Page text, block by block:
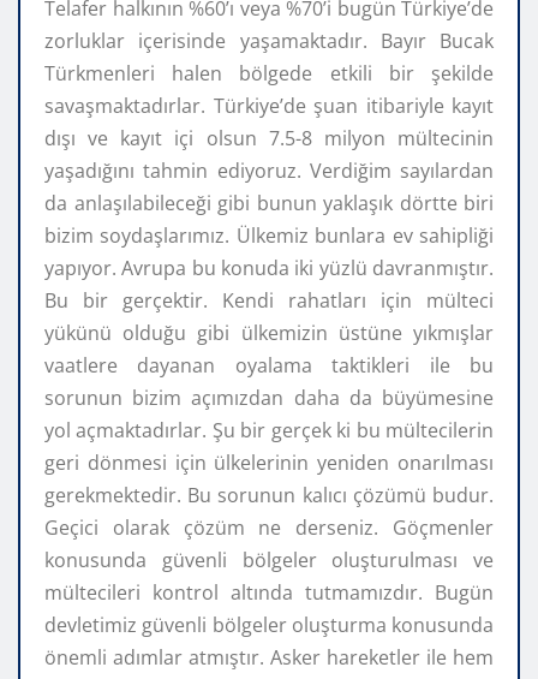
Telafer halkının %60’ı veya %70’i bugün Türkiye’de
zorluklar içerisinde yaşamaktadır. Bayır Bucak
Türkmenleri halen bölgede etkili bir şekilde
savaşmaktadırlar. Türkiye’de şuan itibariyle kayıt
dışı ve kayıt içi olsun 7.5-8 milyon mültecinin
yaşadığını tahmin ediyoruz. Verdiğim sayılardan
da anlaşılabileceği gibi bunun yaklaşık dörtte biri
bizim soydaşlarımız. Ülkemiz bunlara ev sahipliği
yapıyor. Avrupa bu konuda iki yüzlü davranmıştır.
Bu bir gerçektir. Kendi rahatları için mülteci
yükünü olduğu gibi ülkemizin üstüne yıkmışlar
vaatlere dayanan oyalama taktikleri ile bu
sorunun bizim açımızdan daha da büyümesine
yol açmaktadırlar. Şu bir gerçek ki bu mültecilerin
geri dönmesi için ülkelerinin yeniden onarılması
gerekmektedir. Bu sorunun kalıcı çözümü budur.
Geçici olarak çözüm ne derseniz. Göçmenler
konusunda güvenli bölgeler oluşturulması ve
mültecileri kontrol altında tutmamızdır. Bugün
devletimiz güvenli bölgeler oluşturma konusunda
önemli adımlar atmıştır. Asker hareketler ile hem